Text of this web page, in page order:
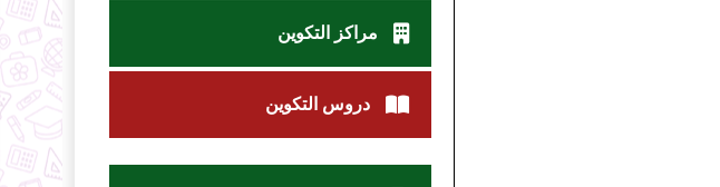
مراكز التكوين
دروس التكوين